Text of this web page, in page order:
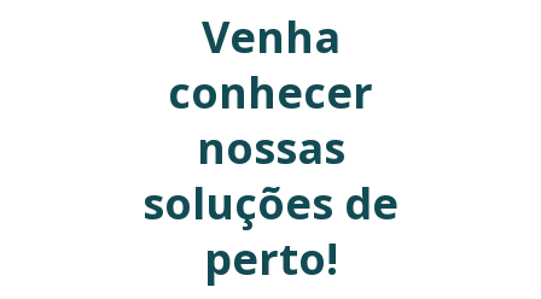
Venha
conhecer
nossas
soluções de
perto!